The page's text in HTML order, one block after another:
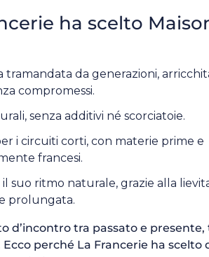
ha scelto
tramandata da generazioni,
compromessi.
senza additivi né scorciatoie.
i circuiti corti, con materie prime e
francesi.
suo ritmo naturale, grazie alla
prolungata.
d’incontro tra passato e presente,
perché La Francerie ha scelto